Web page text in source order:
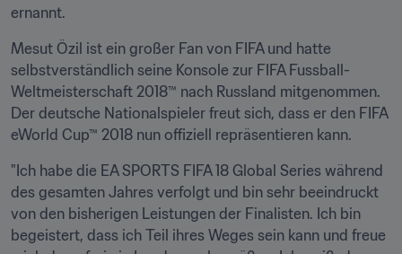
ernannt.
Mesut Özil ist ein großer Fan von FIFA und hatte
selbstverständlich seine Konsole zur FIFA Fussball-
Weltmeisterschaft 2018™ nach Russland mitgenommen.
Der deutsche Nationalspieler freut sich, dass er den FIFA
eWorld Cup™ 2018 nun offiziell repräsentieren kann.
"Ich habe die EA SPORTS FIFA 18 Global Series während
des gesamten Jahres verfolgt und bin sehr beeindruckt
von den bisherigen Leistungen der Finalisten. Ich bin
begeistert, dass ich Teil ihres Weges sein kann und freue